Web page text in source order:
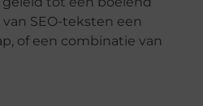
SEO-teksten een
of een combinatie van